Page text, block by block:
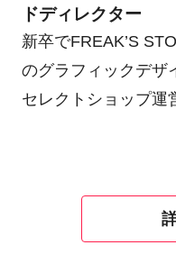
ドディレクター
新卒でFREAK’S
のグラフィックデザ
セレクトショップ運
ながら商品企画のデ
業務も携わりつつ、